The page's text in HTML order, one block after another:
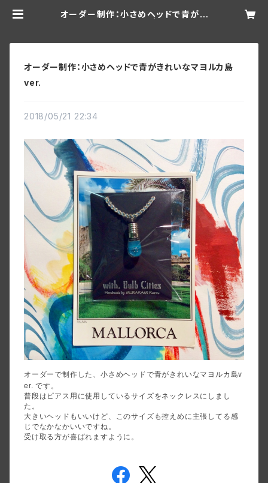
オーダー制作：小さめヘッドで青がき
オーダー制作：小さめヘッドで青がきれいなマヨルカ島
ver.
2018/05/21 22:34
オーダーで制作した、小さめヘッドで青がきれいなマヨルカ島v
er.です。
普段はピアス用に使用しているサイズをネックレスにしまし
た。
大きいヘッドもいいけど、このサイズも控えめに主張してる感
じでなかなかいいですね。
受け取る方が喜ばれますように。